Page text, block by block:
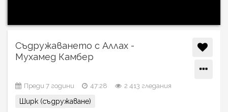
Съдружаването с Аллах -
Мухамед Камбер
Преди 7 години 47:28 2 413 гледания
Ширк (съдружаване)